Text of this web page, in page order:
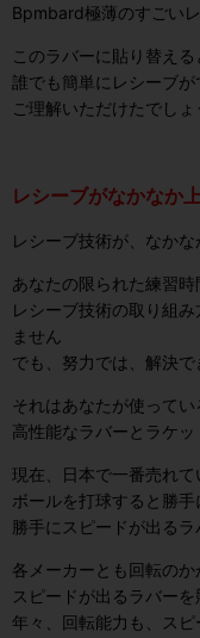
Bpmbard極薄のすごい
このラバーに貼り替える
誰でも簡単にレシーブ
ご理解いただけたでしょ
レシーブがなかなか
レシーブ技術が、なか
あなたの限られた練習
レシーブ技術の取り組
ません
でも、努力では、解決で
それはあなたが使ってい
高性能なラバーとラケッ
現在、日本で一番売れ
ボールを打球すると勝
勝手にスピードが出る
各メーカーとも回転のか
スピードが出るラバーを
年々、回転能力も、スピ